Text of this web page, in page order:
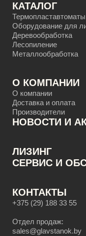
КАТАЛОГ
Оборудование для
Деревообработка
Лесопиление
Металлообработка
О КОМПАНИИ
О компании
Доставка и оплата
Производители
НОВОСТИ И
ЛИЗИНГ
CЕРВИС И
КОНТАКТЫ
+375 (29) 188 33 55
Отдел продаж:
sales@glavstanok.by